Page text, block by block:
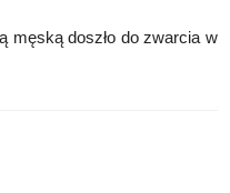
męską doszło do zwarcia w